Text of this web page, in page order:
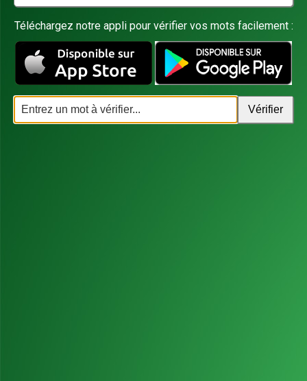
Téléchargez notre appli pour vérifier vos mots facilement :